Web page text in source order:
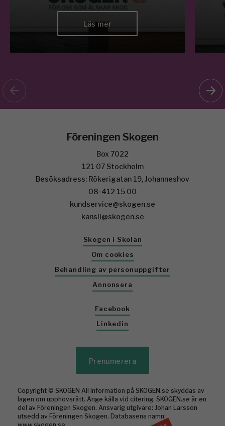
Läs mer
Föreningen Skogen
Box 7022
121 07 Stockholm
Besöksadress: Rökerigatan 19, Johanneshov
08-412 15 00
kundservice@skogen.se
kansli@skogen.se
Skogen i Skolan
Om cookies
Behandling av personuppgifter
Annonsera
Facebook
Linkedin
Prenumerera
Copyright © SKOGEN All information på SKOGEN.se skyddas av
lagen om upphovsrätt. Ange källa vid citering. SKOGEN.se är en
del av Föreningen Skogen. Ansvarig utgivare: Johan Larsson
utsedd av Föreningen Skogen. Databasens namn: